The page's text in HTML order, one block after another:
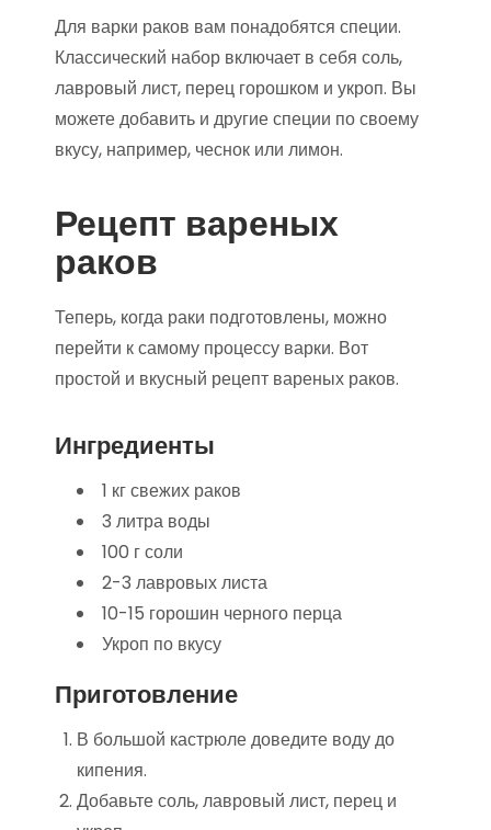
Для варки раков вам понадобятся специи.
Классический набор включает в себя соль,
лавровый лист, перец горошком и укроп. Вы
можете добавить и другие специи по своему
вкусу, например, чеснок или лимон.
Рецепт вареных
раков
Теперь, когда раки подготовлены, можно
перейти к самому процессу варки. Вот
простой и вкусный рецепт вареных раков.
Ингредиенты
1 кг свежих раков
3 литра воды
100 г соли
2-3 лавровых листа
10-15 горошин черного перца
Укроп по вкусу
Приготовление
В большой кастрюле доведите воду до
кипения.
Добавьте соль, лавровый лист, перец и